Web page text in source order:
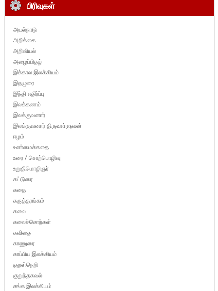
பிரிவுகள்
அயல்நாடு
அறிக்கை
அறிவியல்
அழைப்பிதழ்
இக்கால இலக்கியம்
இதழுரை
இந்தி எதிர்ப்பு
இலக்கணம்
இலக்குவனார்
இலக்குவனார் திருவள்ளுவன்
ஈழம்
உண்மைக்கதை
உரை / சொற்பொழிவு
உறுதிமொழிஞர்
கட்டுரை
கதை
கருத்தரங்கம்
கலை
கலைச்சொற்கள்
கவிதை
காணுரை
காப்பிய இலக்கியம்
குறள்நெறி
குறுந்தகவல்
சங்க இலக்கியம்